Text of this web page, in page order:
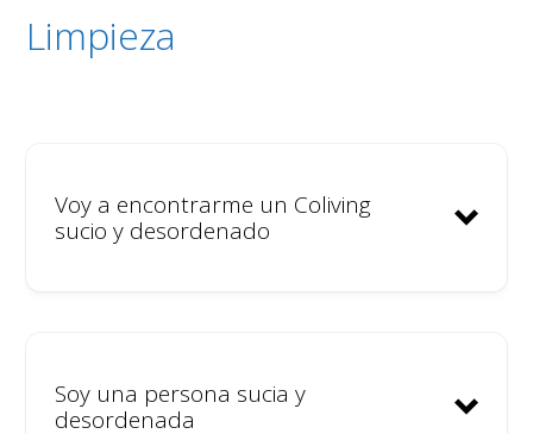
Limpieza
Voy a encontrarme un Coliving
sucio y desordenado
Soy una persona sucia y
desordenada